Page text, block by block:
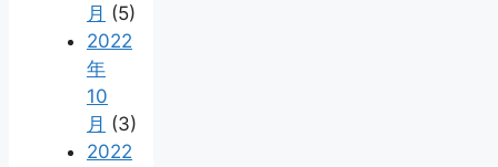
月 (5)
2022
年
10
月 (3)
2022